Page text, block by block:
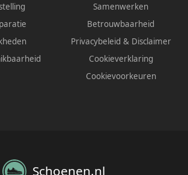
Samenwerken
Betrouwbaarheid
Privacybeleid & Disclaimer
Cookieverklaring
Cookievoorkeuren
Schoenen.nl